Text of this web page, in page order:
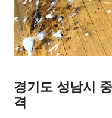
경기도 성남시
격